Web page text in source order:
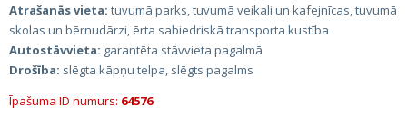
Atrašanās vieta: tuvumā parks, tuvumā veikali un kafejnīcas, tuvumā
skolas un bērnudārzi, ērta sabiedriskā transporta kustība
Autostāvvieta: garantēta stāvvieta pagalmā
Drošība: slēgta kāpņu telpa, slēgts pagalms
Īpašuma ID numurs: 64576